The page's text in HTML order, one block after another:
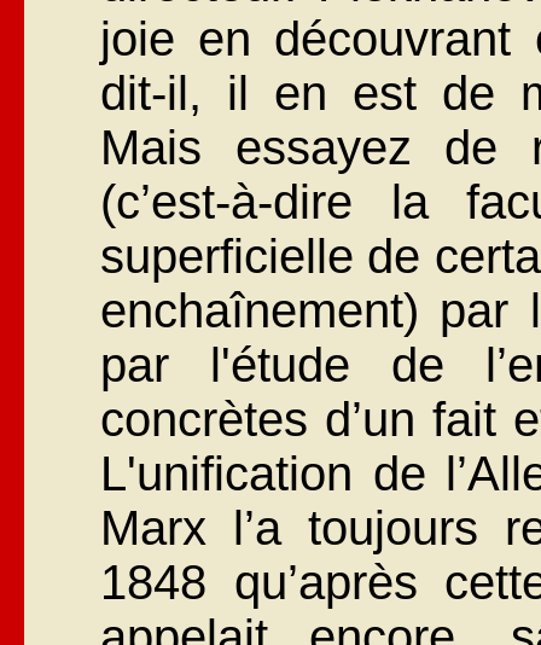
joie en
dit-il, il en est de
Mais essayez de
(c’est-à-dire la
superficielle de
enchaînement) par
par l'étude de
concrètes d’un fait
L'unification de
Marx l’a toujours
1848 qu’après